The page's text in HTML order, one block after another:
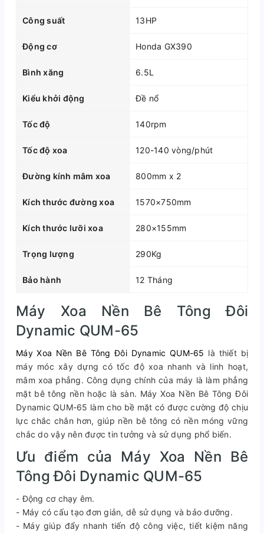
Công suất 13HP
Động cơ Honda GX390
Bình xăng 6.5L
Kiểu khởi động Đề nổ
Tốc độ 140rpm
Tốc độ xoa 120-140 vòng/phút
Đường kính mâm xoa 800mm x 2
Kích thước đường xoa 1570×750mm
Kích thước lưỡi xoa 280×155mm
Trọng lượng 290Kg
Bảo hành 12 Tháng
Máy Xoa Nền Bê Tông Đôi
Dynamic QUM-65
Máy Xoa Nền Bê Tông Đôi Dynamic QUM-65 là thiết bị
máy móc xây dựng có tốc độ xoa nhanh và linh hoạt,
mâm xoa phẳng. Công dụng chính của máy là làm phẳng
mặt bê tông nền hoặc là sàn. Máy Xoa Nền Bê Tông Đôi
Dynamic QUM-65 làm cho bề mặt có được cường độ chịu
lực chắc chắn hơn, giúp nền bê tông có nền móng vững
chắc do vậy nên được tin tưởng và sử dụng phổ biến.
Ưu điểm của Máy Xoa Nền Bê
Tông Đôi Dynamic QUM-65
- Động cơ chạy êm.
- Máy có cấu tạo đơn giản, dễ sử dụng và bảo dưỡng.
- Máy giúp đẩy nhanh tiến độ công việc, tiết kiệm năng